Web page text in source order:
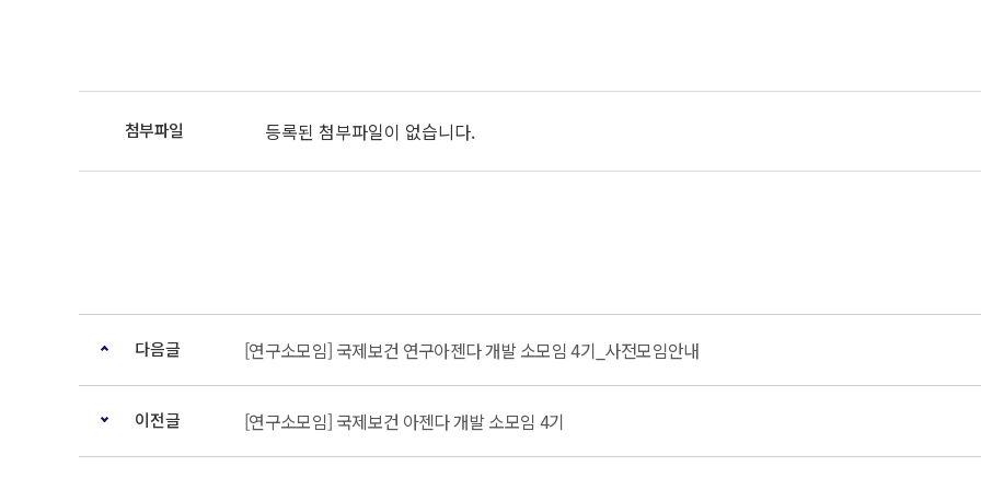
등록된 첨부파일이 없습니다.
다음글 [연구소모임] 국제보건 연구아젠다 개발 소모임 4기_사전모임안내
이전글 [연구소모임] 국제보건 아젠다 개발 소모임 4기